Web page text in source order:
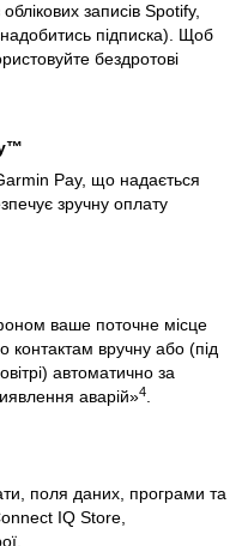
записів Spotify,
підписка). Щоб
бездротові
Pay, що надається
зручну оплату
ваше поточне місце
вручну або (під
автоматично за
аварій»4.
поля даних, програми та
IQ Store,